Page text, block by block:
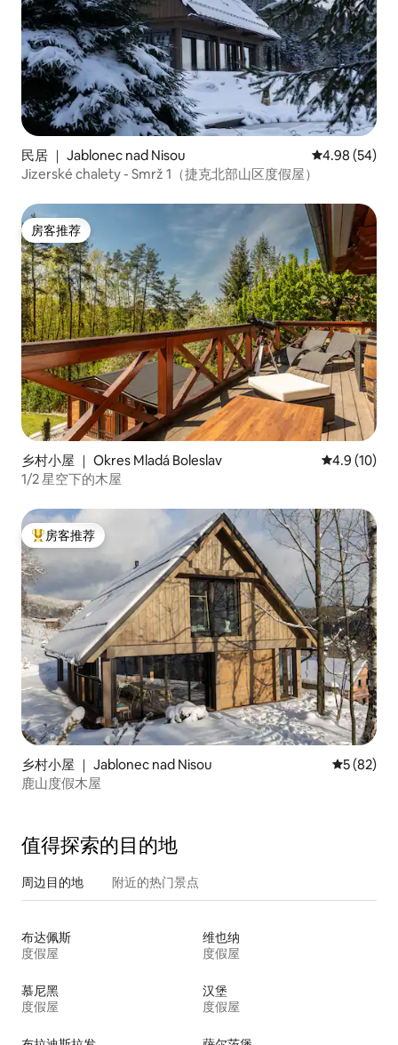
民居 ｜ Jablonec nad Nisou 平均评分 4.98
4.98 (54)
Jizerské chalety - Smrž 1（捷克北部山区度假屋）
房客推荐
房客推荐
乡村小屋 ｜ Okres Mladá Boleslav 平均评分
4.9 (10)
1/2 星空下的木屋
热门「房客推荐」
房客推荐
乡村小屋 ｜ Jablonec nad Nisou 平均评分
5 (82)
鹿山度假木屋
值得探索的目的地
周边目的地 附近的热门景点
布达佩斯
度假屋
维也纳
度假屋
慕尼黑
度假屋
汉堡
度假屋